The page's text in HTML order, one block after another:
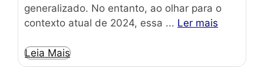
generalizado. No entanto, ao olhar para o
contexto atual de 2024, essa ... Ler mais
Leia Mais